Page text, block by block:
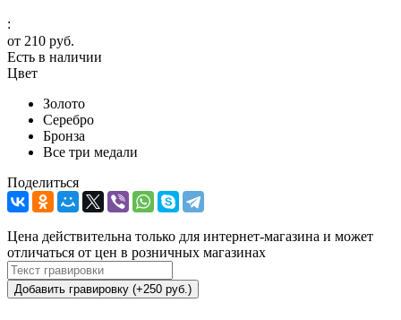
:
от 210 руб.
Есть в наличии
Цвет
Золото
Серебро
Бронза
Все три медали
Поделиться
Цена действительна только для интернет-магазина и может
отличаться от цен в розничных магазинах
Добавить гравировку (+250 руб.)